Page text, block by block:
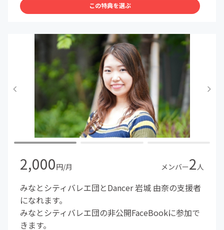
この特典を選ぶ
2,000円/月 メンバー2 人
みなとシティバレエ団とDancer 岩城 由奈の支援者
になれます。
みなとシティバレエ団の非公開FaceBookに参加で
きます。